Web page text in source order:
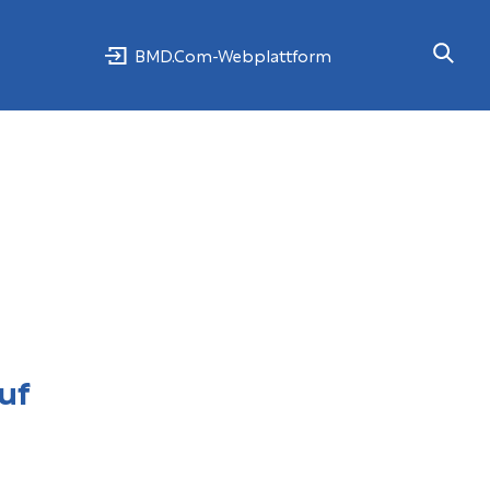
BMD.Com-Webplattform